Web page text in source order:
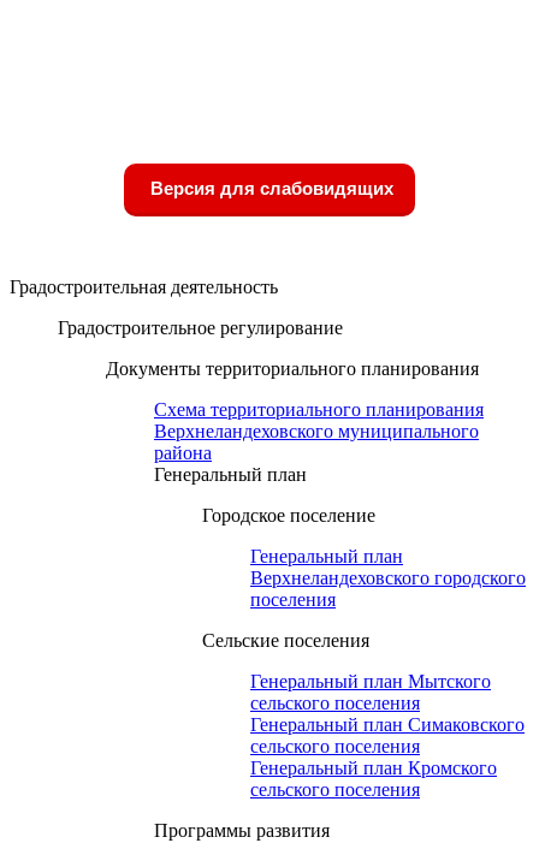
Версия для слабовидящих
Градостроительная деятельность
Градостроительное регулирование
Документы территориального планирования
Схема территориального планирования
Верхнеландеховского муниципального
района
Генеральный план
Городское поселение
Генеральный план
Верхнеландеховского городского
поселения
Сельские поселения
Генеральный план Мытского
сельского поселения
Генеральный план Симаковского
сельского поселения
Генеральный план Кромского
сельского поселения
Программы развития